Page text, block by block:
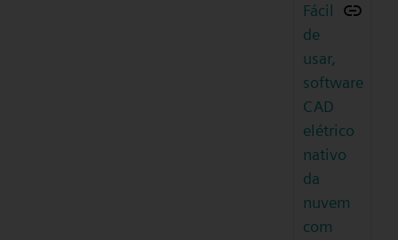
Fácil
de
usar,
software
CAD
elétrico
nativo
da
nuvem
com